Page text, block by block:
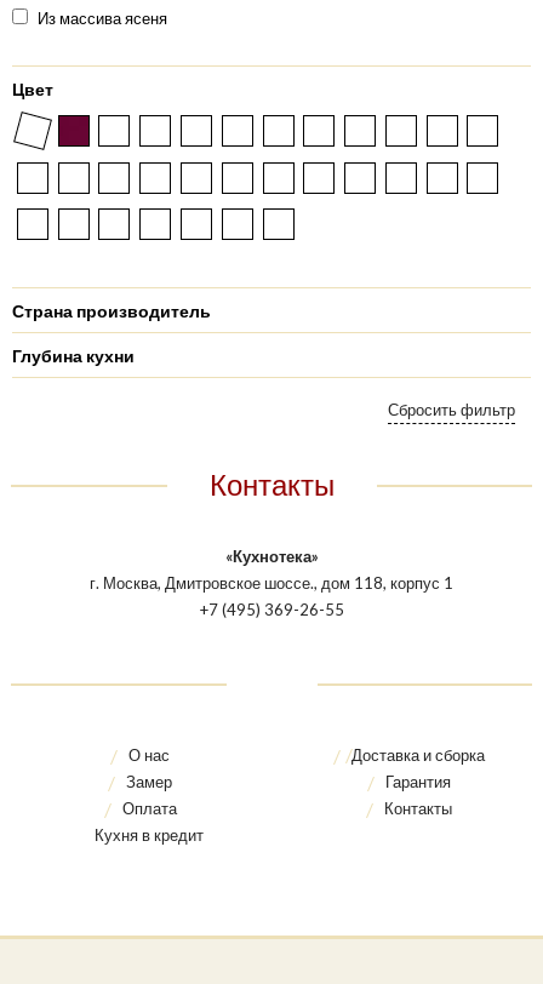
Из массива ясеня
Цвет
Страна производитель
Глубина кухни
Контакты
«Кухнотека»
г. Москва, Дмитровское шоссе., дом 118, корпус 1
+7 (495) 369-26-55
О нас
Замер
Оплата
Кухня в кредит
Доставка и сборка
Гарантия
Контакты